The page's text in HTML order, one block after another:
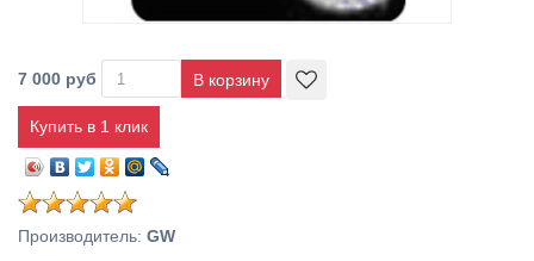
7 000 руб
Купить в 1 клик
Производитель: GW